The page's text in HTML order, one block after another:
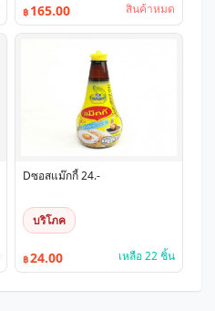
฿ 165.00 สินค้าหมด
Dซอสแม๊กกี้ 24.-
บริโภค
฿24.00 เหลือ 22 ชิ้น